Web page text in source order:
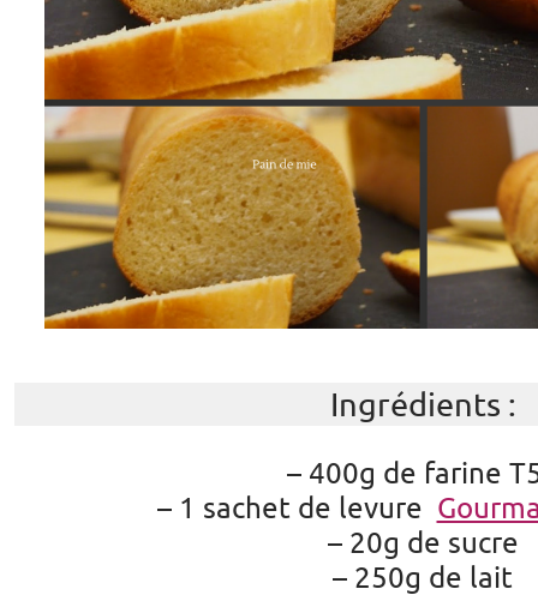
Ingrédients :
– 400g de farine
– 1 sachet de levure
– 20g de sucre
– 250g de lait